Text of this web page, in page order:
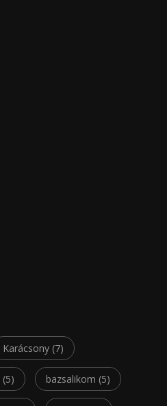
Karácsony (7)
(5) bazsalikom (5)